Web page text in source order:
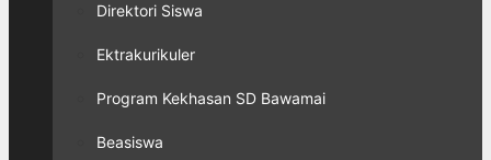
Direktori Siswa
Ektrakurikuler
Program Kekhasan SD Bawamai
Beasiswa